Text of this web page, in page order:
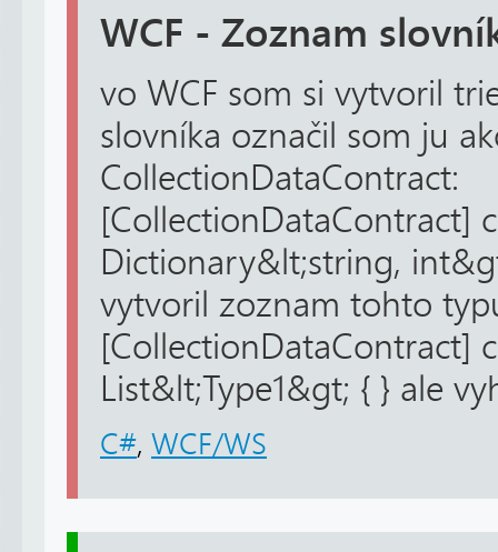
WCF - Zoznam
vo WCF som si vytvoril
slovníka označil som ju
CollectionDataContract:
[CollectionDataContract]
Dictionary&lt;string,
vytvoril zoznam tohto
[CollectionDataContract]
List&lt;Type1&gt; { } ale
C#, WCF/WS